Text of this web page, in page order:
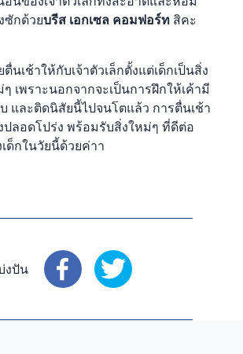
ซักด้วยบรีส เอกเซล คอมฟอร์ท สิคะ
นเช้าให้กับเจ้าตัวเล็กตั้งแต่เด็กเป็นสิ่ง
เพราะนอกจากจะเป็นการฝึกให้เค้ามี
และติดนิสัยนี้ไปจนโตแล้ว การตื่นเช้า
ปลอดโปร่ง พร้อมรับสิ่งใหม่ๆ ที่ดีต่อ
ด็กในวัยนี้ด้วยค่าา
งปัน แบ่งปัน: Facebook
แบ่งปัน